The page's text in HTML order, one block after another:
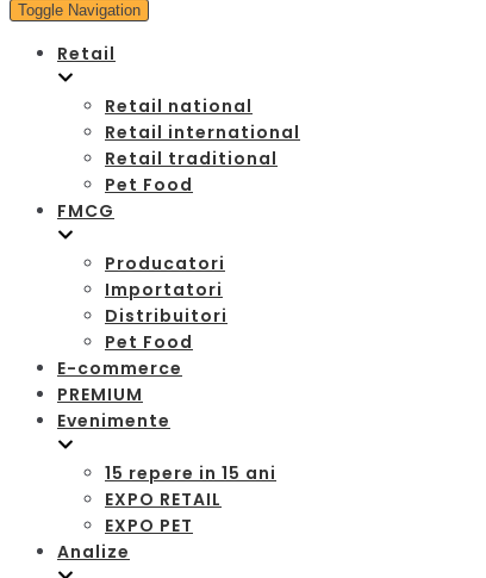
Toggle Navigation
Retail
Retail national
Retail international
Retail traditional
Pet Food
FMCG
Producatori
Importatori
Distribuitori
Pet Food
E-commerce
PREMIUM
Evenimente
15 repere in 15 ani
EXPO RETAIL
EXPO PET
Analize